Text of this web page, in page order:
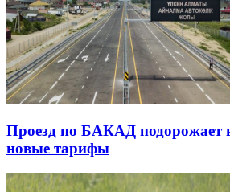
Проезд по БАКАД подорожает
новые тарифы